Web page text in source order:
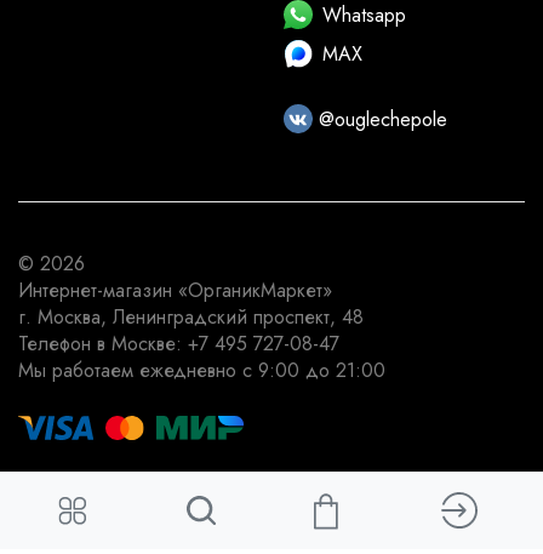
Whatsapp
MAX
@ouglechepole
© 2026
Интернет-магазин «ОрганикМаркет»
г. Москва, Ленинградский проспект, 48
Телефон в Москве: +7 495 727-08-47
Мы работаем ежедневно с 9:00 до 21:00